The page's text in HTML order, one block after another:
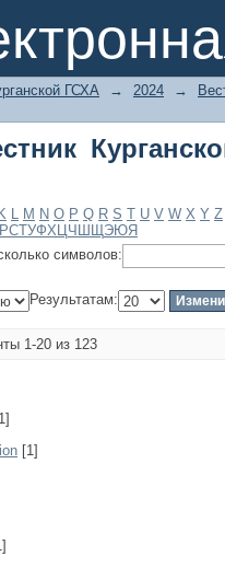
ГСХА → 2024 →
K L M N O P Q R S T U V W X Y Z
РСТУФХ ЦЧ Ш ЩЭЮЯ
символов:
Результатам:
1-20 из 123
[1]